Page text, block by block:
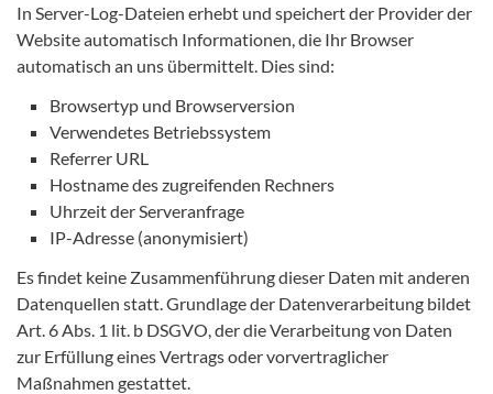
In Server-Log-Dateien erhebt und speichert der Provider der
Website automatisch Informationen, die Ihr Browser
automatisch an uns übermittelt. Dies sind:
Browsertyp und Browserversion
Verwendetes Betriebssystem
Referrer URL
Hostname des zugreifenden Rechners
Uhrzeit der Serveranfrage
IP-Adresse (anonymisiert)
Es findet keine Zusammenführung dieser Daten mit anderen
Datenquellen statt. Grundlage der Datenverarbeitung bildet
Art. 6 Abs. 1 lit. b DSGVO, der die Verarbeitung von Daten
zur Erfüllung eines Vertrags oder vorvertraglicher
Maßnahmen gestattet.